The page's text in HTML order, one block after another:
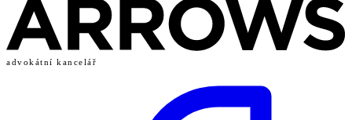
advokátní kancelář